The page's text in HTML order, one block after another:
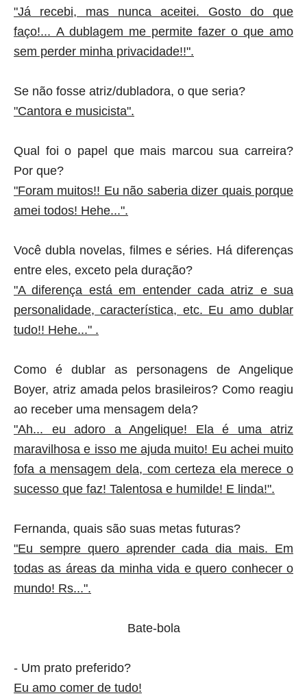
"Já recebi, mas nunca aceitei. Gosto do que
faço!... A dublagem me permite fazer o que amo
sem perder minha privacidade!!".
Se não fosse atriz/dubladora, o que seria?
"Cantora e musicista".
Qual foi o papel que mais marcou sua carreira?
Por que?
"Foram muitos!! Eu não saberia dizer quais porque
amei todos! Hehe...".
Você dubla novelas, filmes e séries. Há diferenças
entre eles, exceto pela duração?
"A diferença está em entender cada atriz e sua
personalidade, característica, etc. Eu amo dublar
tudo!! Hehe..." .
Como é dublar as personagens de Angelique
Boyer, atriz amada pelos brasileiros? Como reagiu
ao receber uma mensagem dela?
"Ah... eu adoro a Angelique! Ela é uma atriz
maravilhosa e isso me ajuda muito! Eu achei muito
fofa a mensagem dela, com certeza ela merece o
sucesso que faz! Talentosa e humilde! E linda!".
Fernanda, quais são suas metas futuras?
"Eu sempre quero aprender cada dia mais. Em
todas as áreas da minha vida e quero conhecer o
mundo! Rs...".
Bate-bola
- Um prato preferido?
Eu amo comer de tudo!